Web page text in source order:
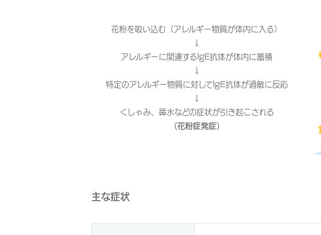
花粉を吸い込む（アレルギー物質が体内に入る）
↓
アレルギーに関連するIgE抗体が体内に蓄積
↓
特定のアレルギー物質に対してIgE抗体が過敏に反応
↓
くしゃみ、鼻水などの症状が引き起こされる
（花粉症発症）
主な症状